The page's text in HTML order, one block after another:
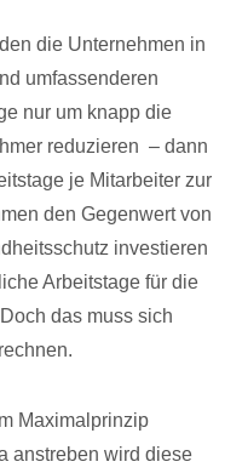
die Unternehmen in
umfassenderen
nur um knapp die
reduzieren – dann
je Mitarbeiter zur
den Gegenwert von
investieren
Arbeitstage für die
das muss sich
Maximalprinzip
anstreben wird diese